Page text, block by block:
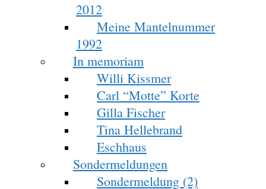
2012
Meine Mantelnummer
1992
In memoriam
Willi Kissmer
Carl “Motte” Korte
Gilla Fischer
Tina Hellebrand
Eschhaus
Sondermeldungen
Sondermeldung (2)